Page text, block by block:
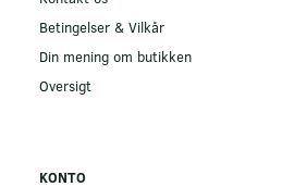
Betingelser & Vilkår
Din mening om butikken
Oversigt
KONTO